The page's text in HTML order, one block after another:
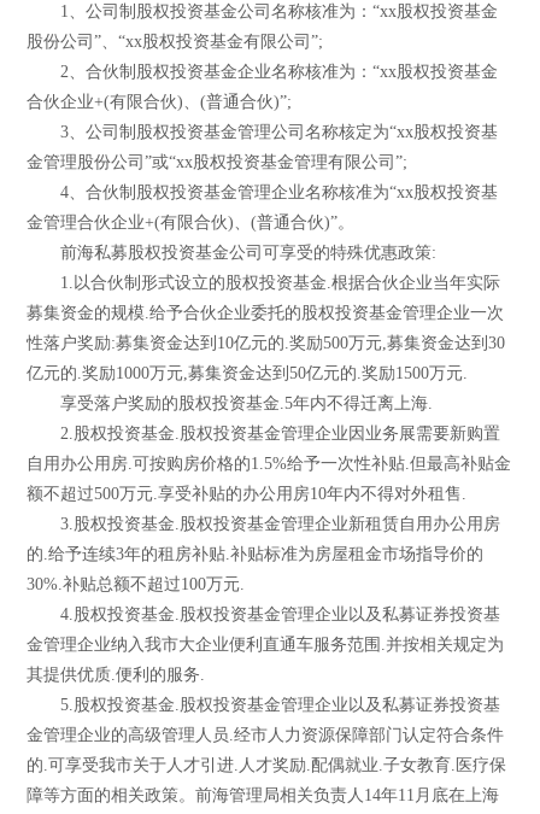
1、公司制股权投资基金公司名称核准为：“xx股权投资基金
股份公司”、“xx股权投资基金有限公司”;
2、合伙制股权投资基金企业名称核准为：“xx股权投资基金
合伙企业+(有限合伙)、(普通合伙)”;
3、公司制股权投资基金管理公司名称核定为“xx股权投资基
金管理股份公司”或“xx股权投资基金管理有限公司”;
4、合伙制股权投资基金管理企业名称核准为“xx股权投资基
金管理合伙企业+(有限合伙)、(普通合伙)”。
前海私募股权投资基金公司可享受的特殊优惠政策:
1.以合伙制形式设立的股权投资基金.根据合伙企业当年实际
募集资金的规模.给予合伙企业委托的股权投资基金管理企业一次
性落户奖励:募集资金达到10亿元的.奖励500万元,募集资金达到30
亿元的.奖励1000万元,募集资金达到50亿元的.奖励1500万元.
享受落户奖励的股权投资基金.5年内不得迁离上海.
2.股权投资基金.股权投资基金管理企业因业务展需要新购置
自用办公用房.可按购房价格的1.5%给予一次性补贴.但最高补贴金
额不超过500万元.享受补贴的办公用房10年内不得对外租售.
3.股权投资基金.股权投资基金管理企业新租赁自用办公用房
的.给予连续3年的租房补贴.补贴标准为房屋租金市场指导价的
30%.补贴总额不超过100万元.
4.股权投资基金.股权投资基金管理企业以及私募证券投资基
金管理企业纳入我市大企业便利直通车服务范围.并按相关规定为
其提供优质.便利的服务.
5.股权投资基金.股权投资基金管理企业以及私募证券投资基
金管理企业的高级管理人员.经市人力资源保障部门认定符合条件
的.可享受我市关于人才引进.人才奖励.配偶就业.子女教育.医疗保
障等方面的相关政策。前海管理局相关负责人14年11月底在上海